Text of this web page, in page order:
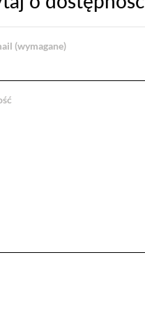
(wymagane)